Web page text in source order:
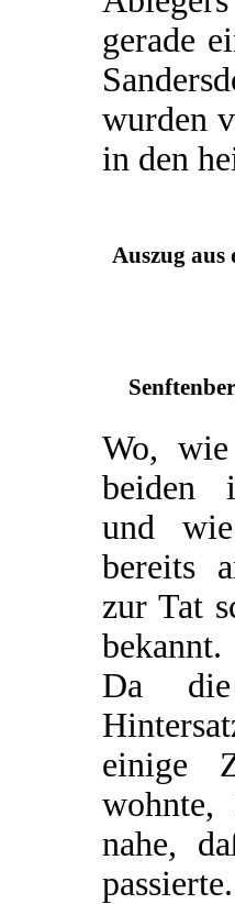
gerade
wurden
in den
Auszug aus
Wo,
beiden
und
bereits
zur Tat
bekannt.
Da
einige
wohnte,
nahe,
passierte.